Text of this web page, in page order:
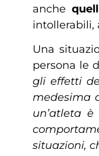
anche
intollerabili,
Una
persona le
gli effetti
medesima
un’atleta
situazioni,